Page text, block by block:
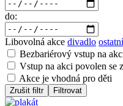
do:
Libovolná akce divadlo ostatní
Bezbariérový vstup na
Vstup na akci povolen se
Akce je vhodná pro děti
Zrušit filtr Filtrovat